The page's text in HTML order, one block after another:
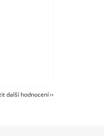
další hodnocení